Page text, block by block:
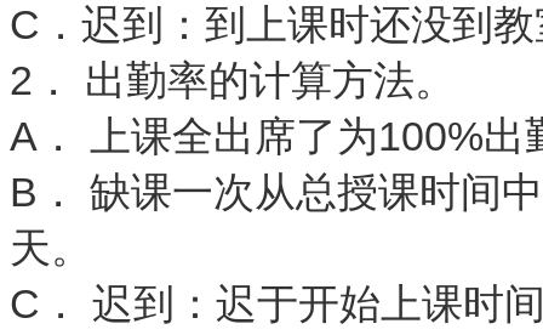
C．迟到：到上课时还没到
2． 出勤率的计算方法。
A． 上课全出席了为100%
B． 缺课一次从总授课时间
天。
C． 迟到：迟于开始上课时